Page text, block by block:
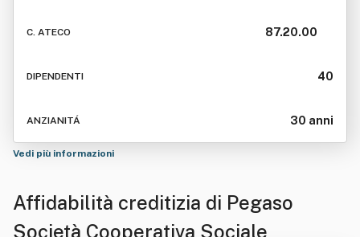
C. ATECO 87.20.00
DIPENDENTI 40
ANZIANITÁ 30 anni
Vedi più informazioni
Affidabilità creditizia di Pegaso
Società Cooperativa Sociale